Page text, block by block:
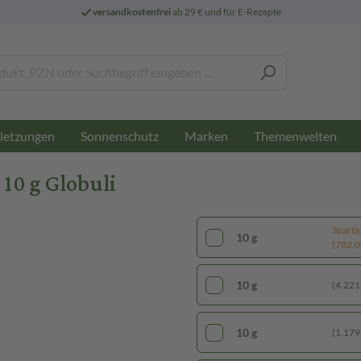
versandkostenfreiab 29 € und für E-Rezepte
Sonnenschutz Marken Themenwelten
g Globuli
10 g
10 g
10 g